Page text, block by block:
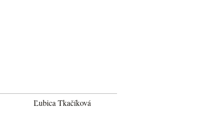
Ľubica Tkačíková